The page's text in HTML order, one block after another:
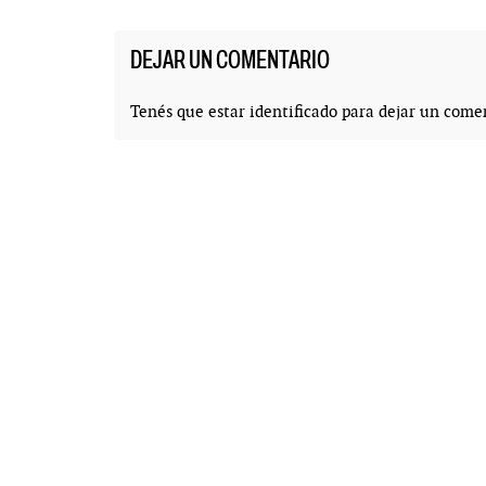
DEJAR UN COMENTARIO
Tenés que estar identificadopara dejar un